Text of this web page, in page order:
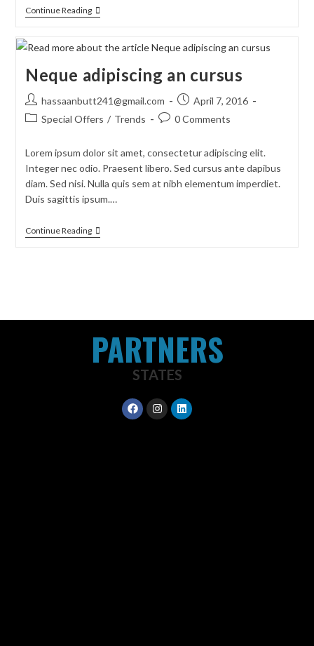
Continue Reading
Neque adipiscing an cursus
hassaanbutt241@gmail.com
April 7, 2016
Special Offers / Trends 0 Comments
Lorem ipsum dolor sit amet, consectetur adipiscing elit.
Integer nec odio. Praesent libero. Sed cursus ante dapibus
diam. Sed nisi. Nulla quis sem at nibh elementum imperdiet.
Duis sagittis ipsum.…
Continue Reading
PARTNERS
STATES